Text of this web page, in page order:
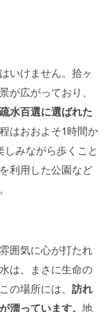
いけません。拾ヶ
が広がっており、
疏水百選に選ばれた
はおおよそ1時間か
みながら歩くこと
利用した公園など
囲気に心が打たれ
は、まさに生命の
の場所には、 訪れ
漂っています。 地